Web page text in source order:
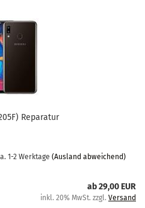
Re­pa­ra­tur
1-2 Werktage (Ausland abweichend)
ab 29,00 EUR
inkl. 20% MwSt. zzgl. Versand